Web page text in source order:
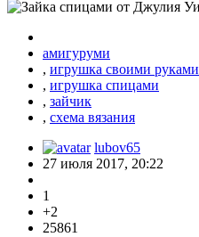
амигуруми
, игрушка своими руками
, игрушка спицами
, зайчик
, схема вязания
lubov65
27 июля 2017, 20:22
1
+2
25861